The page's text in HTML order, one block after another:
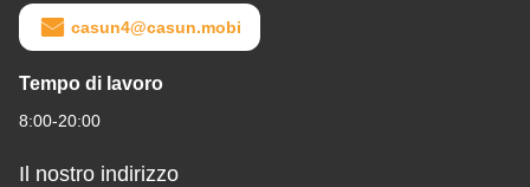
casun4@casun.mobi
Tempo di lavoro
8:00-20:00
Il nostro indirizzo